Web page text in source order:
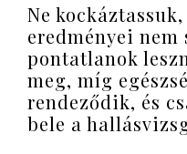
Ne
eredményei
pontatlanok
meg, míg
rendeződik, és
bele a